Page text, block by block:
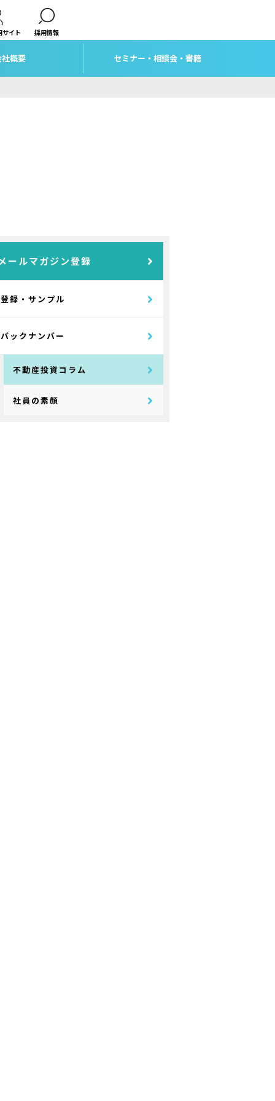
サイト 採用情報
概要 セミナー・相談会・書籍
ールマガジン登録
登録・サンプル
バックナンバー
不動産投資コラム
社員の素顔